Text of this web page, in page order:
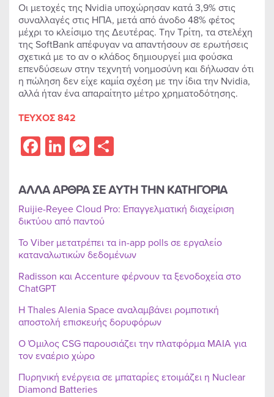
Οι μετοχές της Nvidia υποχώρησαν κατά 3,9% στις
συναλλαγές στις ΗΠΑ, μετά από άνοδο 48% φέτος
μέχρι το κλείσιμο της Δευτέρας. Την Τρίτη, τα στελέχη
της SoftBank απέφυγαν να απαντήσουν σε ερωτήσεις
σχετικά με το αν ο κλάδος δημιουργεί μια φούσκα
επενδύσεων στην τεχνητή νοημοσύνη και δήλωσαν ότι
η πώληση δεν είχε καμία σχέση με την ίδια την Nvidia,
αλλά ήταν ένα απαραίτητο μέτρο χρηματοδότησης.
ΤΕΥΧΟΣ 842
Facebook
LinkedIn
Messenger
ΑΛΛΑ ΑΡΘΡΑ ΣΕ ΑΥΤΗ ΤΗΝ ΚΑΤΗΓΟΡΙΑ
Ruijie-Reyee Cloud Pro: Επαγγελματική διαχείριση
δικτύου από παντού
Το Viber μετατρέπει τα in-app polls σε εργαλείο
καταναλωτικών δεδομένων
Radisson και Accenture φέρνουν τα ξενοδοχεία στο
ChatGPT
Η Thales Alenia Space αναλαμβάνει ρομποτική
αποστολή επισκευής δορυφόρων
Ο Όμιλος CSG παρουσιάζει την πλατφόρμα MAIA για
τον εναέριο χώρο
Πυρηνική ενέργεια σε μπαταρίες ετοιμάζει η Nuclear
Diamond Batteries